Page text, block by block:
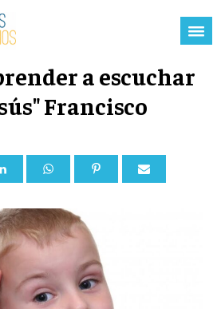
a escuchar
Francisco